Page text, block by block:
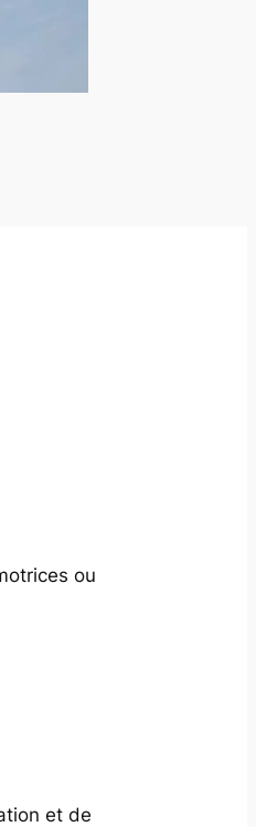
ou
et de